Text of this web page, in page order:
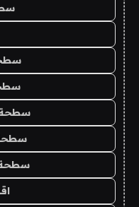
سطحة
سطحة